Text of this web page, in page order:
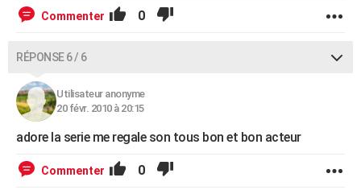
Commenter 0
RÉPONSE 6 / 6
Utilisateur anonyme
20 févr. 2010 à 20:15
adore la serie me regale son tous bon et bon acteur
Commenter 0